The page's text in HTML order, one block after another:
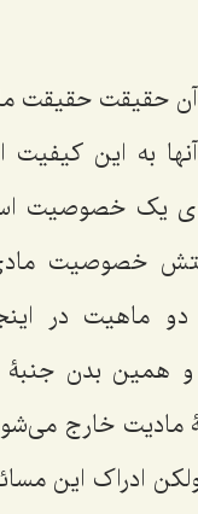
آن حقیقت حقیقت
به این
یک خصوصیت
خصوصیت
در
بدن جنبۀ
مادیت خارج
ادراک این